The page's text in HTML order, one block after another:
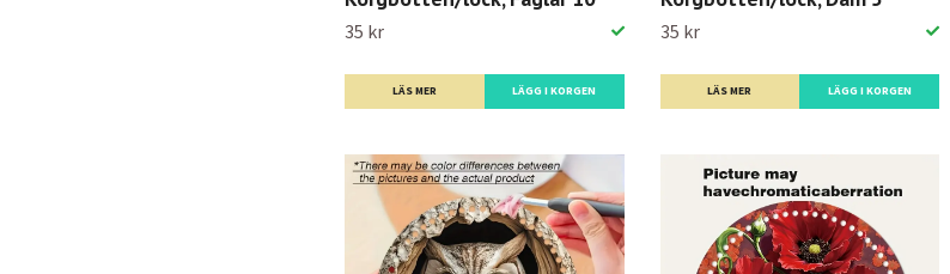
35 kr
LÄS MER LÄGG I KORGEN
35 kr
LÄS MER LÄGG I KORGEN